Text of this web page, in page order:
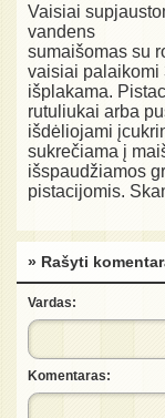
Vaisiai
vandens
sumaišomas su
vaisiai palaikomi
išplakama.
rutuliukai arba
išdėliojami
sukrečiama į
išspaudžiamos
pistacijomis.
» Rašyti
Vardas:
Komentaras: